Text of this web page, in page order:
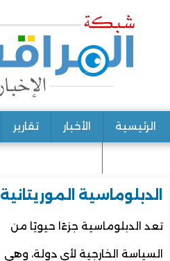
الرئيسية الأخبار تقارير
الدبلوماسية
تعد الدبلوماسية جزءًا حيويًا من
السياسة الخارجية لأي دولة، وهي